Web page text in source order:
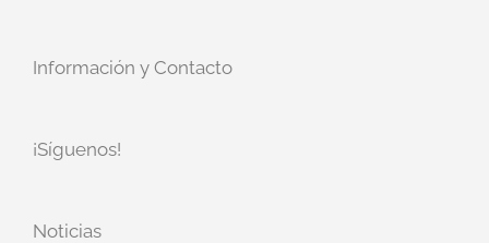
Información y Contacto
¡Síguenos!
Noticias